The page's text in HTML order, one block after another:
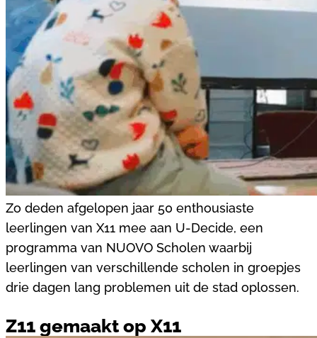
Zo deden afgelopen jaar 50 enthousiaste
leerlingen van X11 mee aan U-Decide, een
programma van NUOVO Scholen waarbij
leerlingen van verschillende scholen in groepjes
drie dagen lang problemen uit de stad oplossen.
Z11 gemaakt op X11